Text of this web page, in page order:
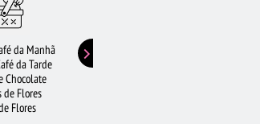
da Manhã
da Tarde
Chocolate
de Flores
Flores